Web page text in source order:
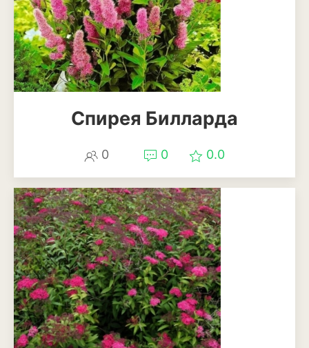
Земклуника
Земляника
Инжир
Калина
Клюква
Крыжовник
Лимоны
Малина
Мандарины
Миндаль
Спирея Билларда
0 0 0.0